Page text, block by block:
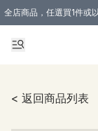
全店商品，任選買1件或
購買 3 件商品或以上即
< 返回商品列表